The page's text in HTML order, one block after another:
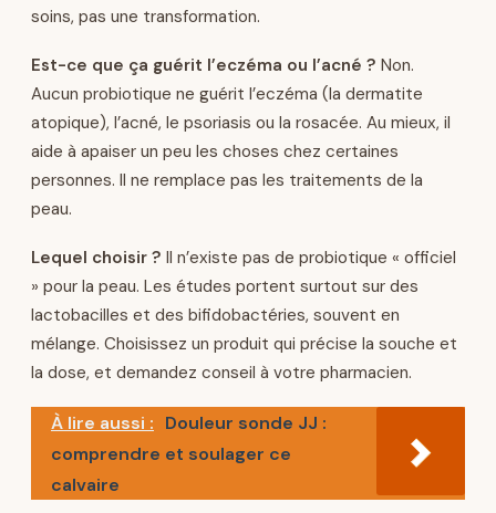
soins, pas une transformation.
Est-ce que ça guérit l’eczéma ou l’acné ? Non.
Aucun probiotique ne guérit l’eczéma (la dermatite
atopique), l’acné, le psoriasis ou la rosacée. Au mieux, il
aide à apaiser un peu les choses chez certaines
personnes. Il ne remplace pas les traitements de la
peau.
Lequel choisir ? Il n’existe pas de probiotique « officiel
» pour la peau. Les études portent surtout sur des
lactobacilles et des bifidobactéries, souvent en
mélange. Choisissez un produit qui précise la souche et
la dose, et demandez conseil à votre pharmacien.
À lire aussi : Douleur sonde JJ :
comprendre et soulager ce
calvaire